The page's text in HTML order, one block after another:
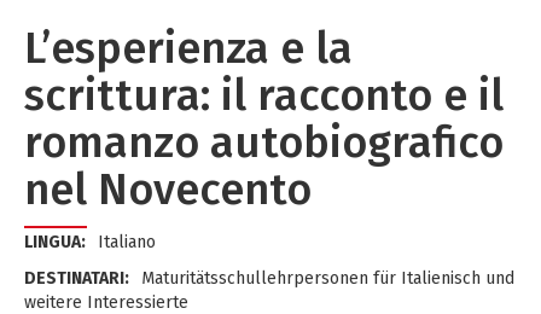
L’esperienza e la
scrittura: il racconto e il
romanzo autobiografico
nel Novecento
LINGUA:
Italiano
DESTINATARI:
Maturitätsschullehrpersonen für Italienisch und
weitere Interessierte